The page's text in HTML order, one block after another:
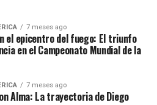
7 meses ago
el epicentro del fuego: El triunfo
en el Campeonato Mundial de la
7 meses ago
Alma: La trayectoria de Diego